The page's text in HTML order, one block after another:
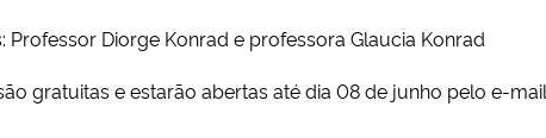
Professor Diorge Konrad e professora Glaucia Konrad
gratuitas e estarão abertas até dia 08 de junho pelo e-mail